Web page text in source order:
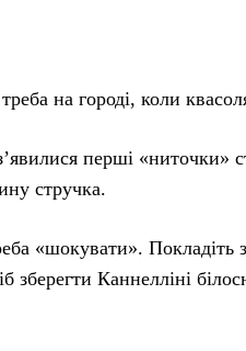
на городі, коли
перші «ниточки»
стручка.
«шокувати».
Каннелліні